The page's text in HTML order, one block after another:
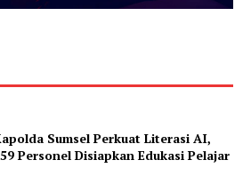
Sumsel Perkuat Literasi AI,
Personel Disiapkan Edukasi Pelajar